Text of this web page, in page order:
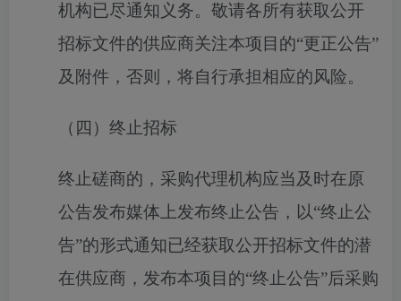
机构已尽通知义务。敬请各所有获取公开
招标文件的供应商关注本项目的“更正公告”
及附件，否则，将自行承担相应的风险。
（四）终止招标
终止磋商的，采购代理机构应当及时在原
公告发布媒体上发布终止公告，以“终止公
告”的形式通知已经获取公开招标文件的潜
在供应商，发布本项目的“终止公告”后采购